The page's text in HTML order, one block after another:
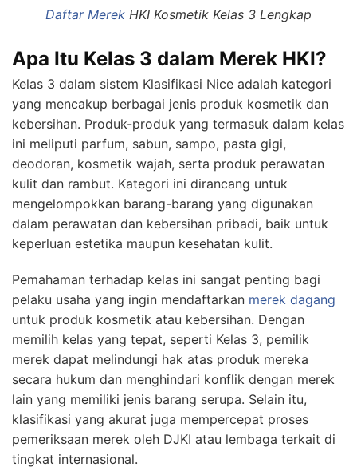
Daftar Merek HKI Kosmetik Kelas 3 Lengkap
Apa Itu Kelas 3 dalam Merek HKI?
Kelas 3 dalam sistem Klasifikasi Nice adalah kategori
yang mencakup berbagai jenis produk kosmetik dan
kebersihan. Produk-produk yang termasuk dalam kelas
ini meliputi parfum, sabun, sampo, pasta gigi,
deodoran, kosmetik wajah, serta produk perawatan
kulit dan rambut. Kategori ini dirancang untuk
mengelompokkan barang-barang yang digunakan
dalam perawatan dan kebersihan pribadi, baik untuk
keperluan estetika maupun kesehatan kulit.
Pemahaman terhadap kelas ini sangat penting bagi
pelaku usaha yang ingin mendaftarkan merek dagang
untuk produk kosmetik atau kebersihan. Dengan
memilih kelas yang tepat, seperti Kelas 3, pemilik
merek dapat melindungi hak atas produk mereka
secara hukum dan menghindari konflik dengan merek
lain yang memiliki jenis barang serupa. Selain itu,
klasifikasi yang akurat juga mempercepat proses
pemeriksaan merek oleh DJKI atau lembaga terkait di
tingkat internasional.